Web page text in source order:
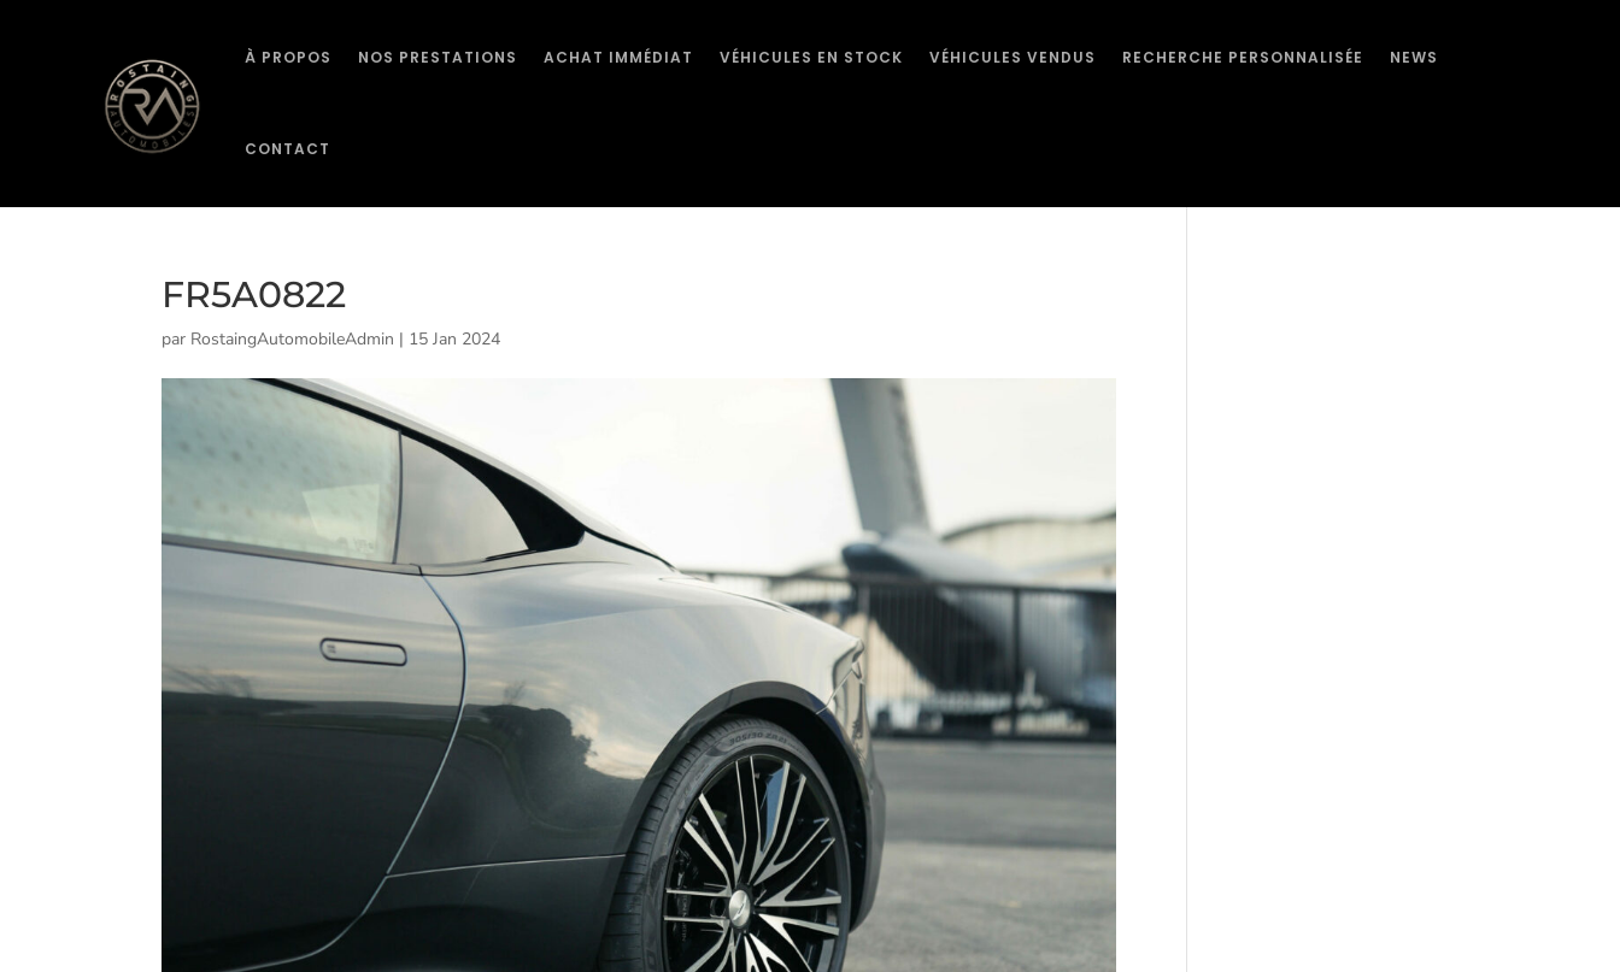
À PROPOS NOS PRESTATIONS ACHAT IMMÉDIAT VÉHICULES EN STOCK VÉHICULES VENDUS RECHERCHE PERSONNALISÉE NEWS
CONTACT
FR5A0822
par RostaingAutomobileAdmin | 15 Jan 2024